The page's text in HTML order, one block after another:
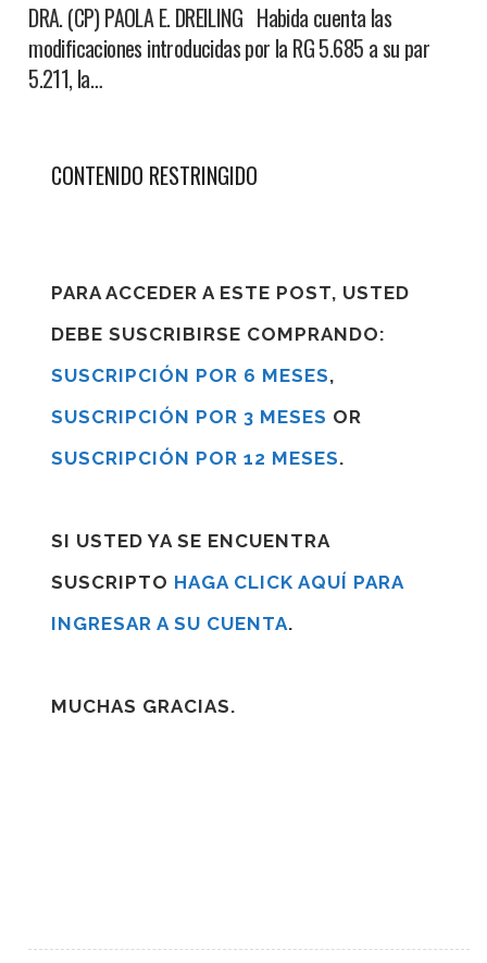
DRA. (CP) PAOLA E. DREILING Habida cuenta las
modificaciones introducidas por la RG 5.685 a su par
5.211, la…
CONTENIDO RESTRINGIDO
PARA ACCEDER A ESTE POST, USTED
DEBE SUSCRIBIRSE COMPRANDO:
SUSCRIPCIÓN POR 6 MESES,
SUSCRIPCIÓN POR 3 MESES OR
SUSCRIPCIÓN POR 12 MESES.
SI USTED YA SE ENCUENTRA
SUSCRIPTO HAGA CLICK AQUÍ PARA
INGRESAR A SU CUENTA.
MUCHAS GRACIAS.